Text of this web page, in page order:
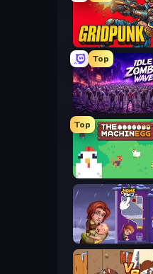
Top
Top
The MachinEGG
Home Pin 2